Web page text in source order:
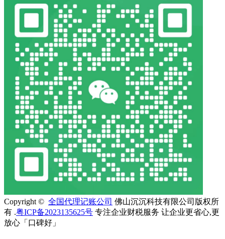
Copyright © 全国代理记账公司 佛山沉沉科技有限公司版权所
有 .粤ICP备2023135625号 专注企业财税服务 让企业更省心,更
放心「口碑好」